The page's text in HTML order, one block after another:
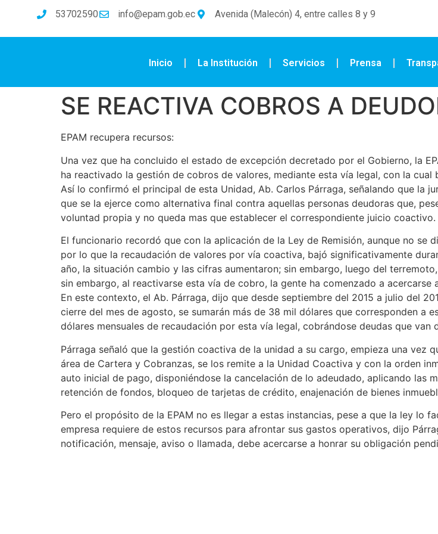
53702590 info@epam.gob.ec Avenida (Malecón) 4, entre calles 8 y 9
Inicio La Institución Servicios Prensa
SE REACTIVA COBROS A
EPAM recupera recursos:
Una vez que ha concluido el estado de excepción decretado por el Gobierno, la
ha reactivado la gestión de cobros de valores, mediante esta vía legal, con la
Así lo confirmó el principal de esta Unidad, Ab. Carlos Párraga, señalando que la
que se la ejerce como alternativa final contra aquellas personas deudoras que,
voluntad propia y no queda mas que establecer el correspondiente juicio coactivo.
El funcionario recordó que con la aplicación de la Ley de Remisión, aunque no se
por lo que la recaudación de valores por vía coactiva, bajó significativamente
año, la situación cambio y las cifras aumentaron; sin embargo, luego del
sin embargo, al reactivarse esta vía de cobro, la gente ha comenzado a acercarse
En este contexto, el Ab. Párraga, dijo que desde septiembre del 2015 a julio del
cierre del mes de agosto, se sumarán más de 38 mil dólares que corresponden a
dólares mensuales de recaudación por esta vía legal, cobrándose deudas que van
Párraga señaló que la gestión coactiva de la unidad a su cargo, empieza una
área de Cartera y Cobranzas, se los remite a la Unidad Coactiva y con la orden
auto inicial de pago, disponiéndose la cancelación de lo adeudado, aplicando las
retención de fondos, bloqueo de tarjetas de crédito, enajenación de bienes
Pero el propósito de la EPAM no es llegar a estas instancias, pese a que la ley lo
empresa requiere de estos recursos para afrontar sus gastos operativos, dijo
notificación, mensaje, aviso o llamada, debe acercarse a honrar su obligación